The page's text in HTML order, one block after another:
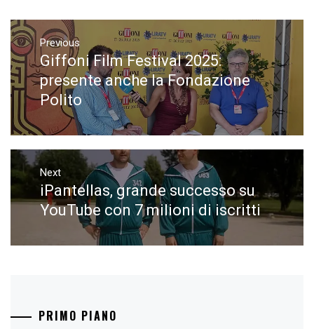
Navigazione
articoli
Previous
Previous
post:
Giffoni Film Festival 2025:
presente anche la Fondazione
Polito
Next
Next
post:
iPantellas, grande successo su
YouTube con 7 milioni di iscritti
PRIMO PIANO